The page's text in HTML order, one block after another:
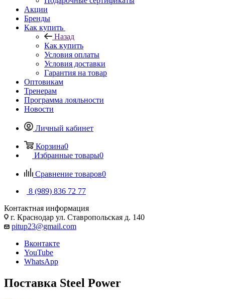
Акции
Бренды
Как купить
Назад
Как купить
Условия оплаты
Условия доставки
Гарантия на товар
Оптовикам
Тренерам
Программа лояльности
Новости
Личный кабинет
Корзина0
Избранные товары0
Сравнение товаров0
8 (989) 836 72 77
Контактная информация
г. Краснодар ул. Ставропольская д. 140
pitup23@gmail.com
Вконтакте
YouTube
WhatsApp
Поставка Steel Power